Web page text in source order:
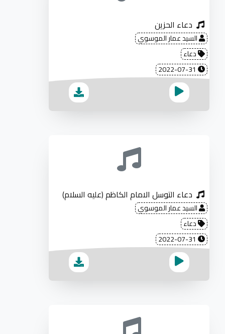
دعاء الحزين
السيد عمار الموسوي
دعاء
دعاء التوسل الامام الكاظم (عليه السلام)
السيد عمار الموسوي
دعاء